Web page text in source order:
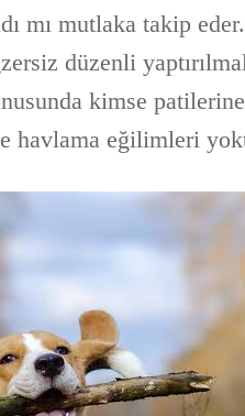
mı mutlaka takip
düzenli
kimse
havlama eğilimleri